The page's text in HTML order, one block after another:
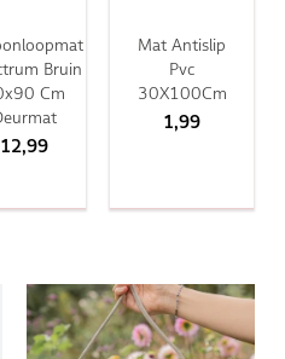
Bruin
Cm
12,99
Mat Antislip
Pvc
30X100Cm
1,99